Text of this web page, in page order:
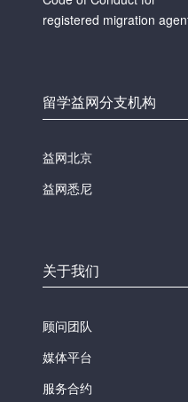
registered migration
留学益网分支机构
益网北京
益网悉尼
关于我们
顾问团队
媒体平台
服务合约